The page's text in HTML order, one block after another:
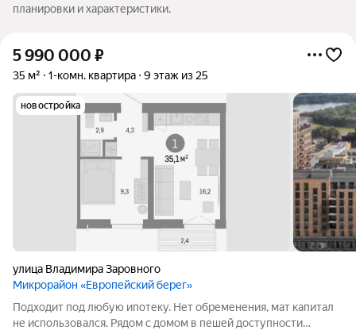
планировки и характеристики.
5 990 000 ₽
35 м² 1-комн. квартира 9 этаж из 25
новостройка
улица Владимира Заровного
Микрорайон «Европейский берег»
Подходит под любую ипотеку. Нет обременения, мат капитал
не использовался. Рядом с домом в пешей доступности